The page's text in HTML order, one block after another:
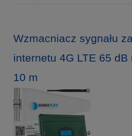
Wzmacniacz sygnału
internetu 4G LTE 65
10 m